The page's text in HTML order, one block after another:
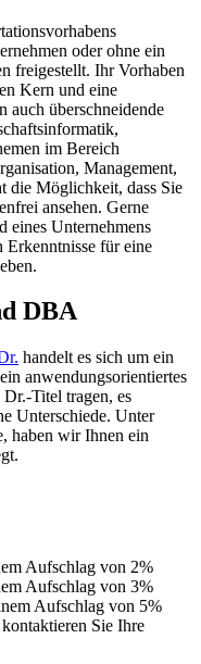
oder ohne ein
freigestellt. Ihr Vorhaben
Kern und eine
auch überschneidende
im Bereich
Management,
die Möglichkeit, dass Sie
ansehen. Gerne
eines Unternehmens
Erkenntnisse für eine
DBA
handelt es sich um ein
anwendungsorientiertes
Titel tragen, es
Unterschiede. Unter
haben wir Ihnen ein
Aufschlag von 2%
Aufschlag von 3%
Aufschlag von 5%
Sie Ihre